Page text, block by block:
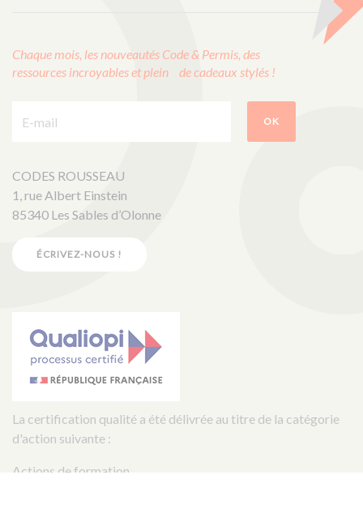
Chaque mois, les nouveautés Code & Permis, des
ressources incroyables et plein de cadeaux stylés !
OK
CODES ROUSSEAU
1, rue Albert Einstein
85340 Les Sables d’Olonne
ÉCRIVEZ-NOUS !
La certification qualité a été délivrée au titre de la catégorie
d'action suivante :
Actions de formation